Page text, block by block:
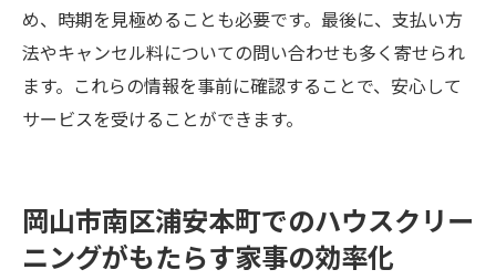
め、時期を見極めることも必要です。最後に、支払い方
法やキャンセル料についての問い合わせも多く寄せられ
ます。これらの情報を事前に確認することで、安心して
サービスを受けることができます。
岡山市南区浦安本町でのハウスクリー
ニングがもたらす家事の効率化